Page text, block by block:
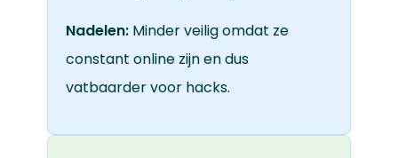
Nadelen:Minder veilig omdat ze
constant online zijn en dus
vatbaarder voor hacks.